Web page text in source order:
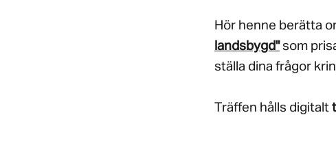
Hör henne berätta
landsbygd"som
ställa dina frågor
Träffen hålls digitalt